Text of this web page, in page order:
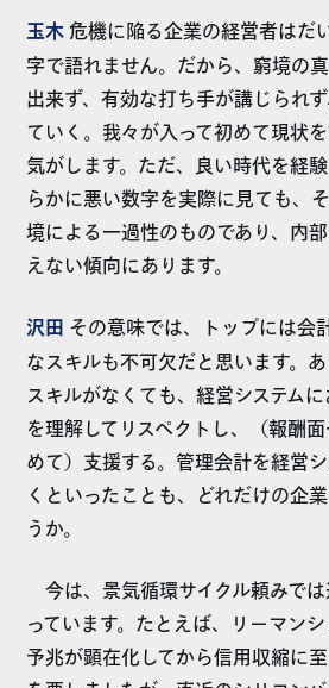
玉木危機に陥る企業の経営者はだ
字で語れません。だから、窮境の
出来ず、有効な打ち手が講じられ
ていく。我々が入って初めて現状
気がします。ただ、良い時代を経
らかに悪い数字を実際に見ても、
境による一過性のものであり、内
えない傾向にあります。
沢田 その意味では、トップには会
なスキルも不可欠だと思います。
スキルがなくても、経営システム
を理解してリスペクトし、（報酬
めて）支援する。管理会計を経営
くといったことも、どれだけの企
うか。
今は、景気循環サイクル頼みで
っています。たとえば、リーマン
予兆が顕在化してから信用収縮に